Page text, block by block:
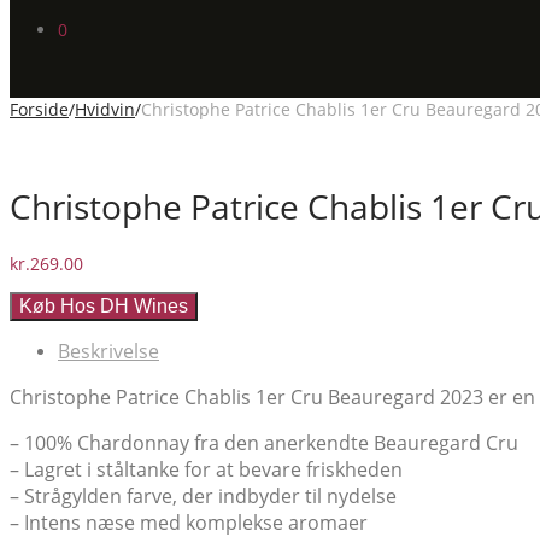
0
Forside/Hvidvin/Christophe Patrice Chablis 1er Cru Beauregard
Christophe Patrice Chablis 1er
kr.269.00
Køb Hos DH Wines
Beskrivelse
Christophe Patrice Chablis 1er Cru Beauregard 2023 er
– 100% Chardonnay fra den anerkendte Beauregard Cru
– Lagret i ståltanke for at bevare friskheden
– Strågylden farve, der indbyder til nydelse
– Intens næse med komplekse aromaer